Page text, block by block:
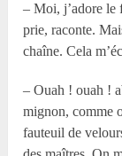
– Moi, j’adore le
prie, raconte.
chaîne. Cela
– Ouah ! ouah !
mignon, comme
fauteuil de